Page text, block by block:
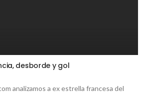
desborde y gol
analizamos a ex estrella francesa del